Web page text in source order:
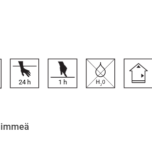
24 h 1 h